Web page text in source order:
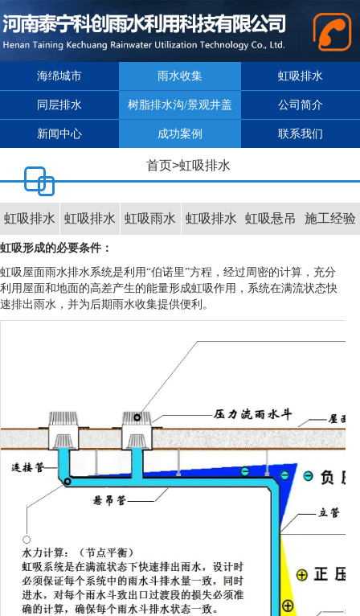
海绵城市 雨水收集 虹吸排水
同层排水 树脂排水沟/景观井盖 公司简介
新闻中心 成功案例 联系我们
首页>虹吸排水
虹吸排水
原理
虹吸排水
计算软件
虹吸雨水 虹吸排水 虹吸悬吊 施工经验
虹吸形成的必要条件：
虹吸屋面雨水排水系统是利用“伯诺里”方程，经过周密的计算，充分
利用屋面和地面的高差产生的能量形成虹吸作用，系统在满流状态快
速排出雨水，并为后期雨水收集提供便利。